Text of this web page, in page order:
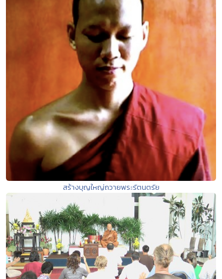
สร้างบุญใหญ่ถวายพระรัตนตรัย